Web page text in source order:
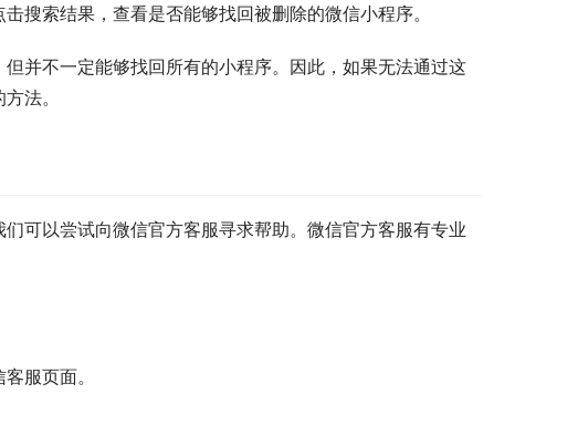
搜索结果，查看是否能够找回被删除的微信小程序。
并不一定能够找回所有的小程序。因此，如果无法通过这
法。
可以尝试向微信官方客服寻求帮助。微信官方客服有专业
服页面。